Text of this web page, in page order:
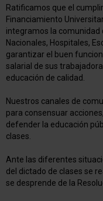
Ratificamos que el
Financiamiento
integramos la comunidad
Nacionales, Hospitales,
garantizar el buen
salarial de sus
educación de calidad.
Nuestros canales de
para consensuar
defender la educación
clases.
Ante las diferentes
del dictado de clases se
se desprende de la